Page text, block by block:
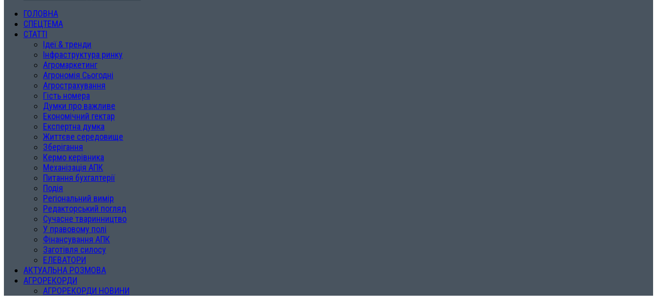
ГОЛОВНА
СПЕЦТЕМА
СТАТТІ
Ідеї & тренди
Інфраструктура ринку
Агромаркетинг
Агрономія Сьогодні
Агрострахування
Гість номера
Думки про важливе
Економічний гектар
Експертна думка
Життєве середовище
Зберігання
Кермо керівника
Механізація АПК
Питання бухгалтерії
Подія
Регіональний вимір
Редакторський погляд
Сучасне тваринництво
У правовому полі
Фінансування АПК
Заготівля силосу
ЕЛЕВАТОРИ
АКТУАЛЬНА РОЗМОВА
АГРОРЕКОРДИ
АГРОРЕКОРДИ НОВИНИ